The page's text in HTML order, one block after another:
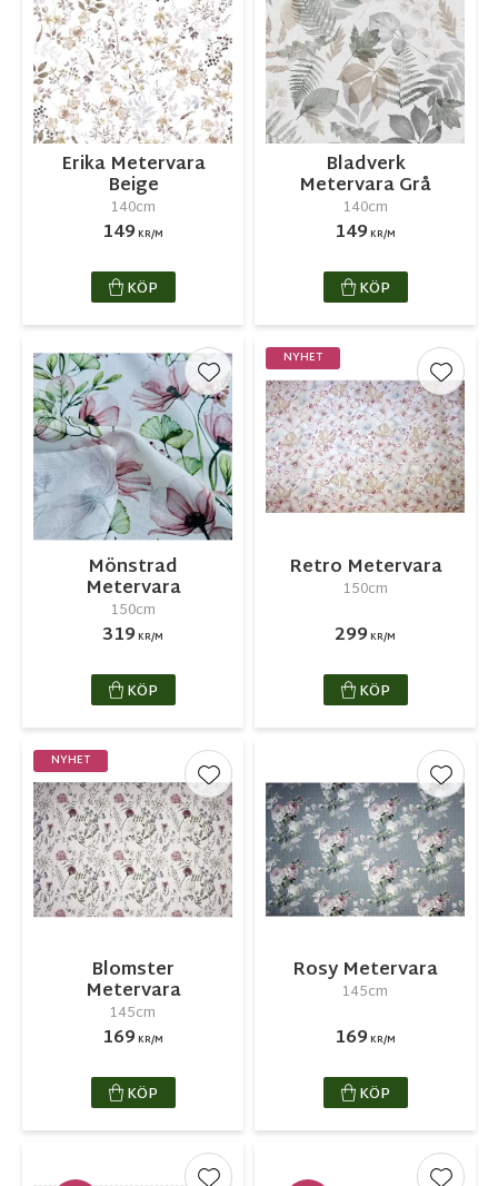
Erika Metervara
Beige
140cm
149 KR/M
KÖP
Bladverk
Metervara Grå
140cm
149 KR/M
KÖP
Mönstrad
Metervara
150cm
319 KR/M
Lägg till i favoriter
KÖP
Retro Metervara
150cm
299 KR/M
NYHET
Lägg
KÖP
Blomster
Metervara
145cm
169 KR/M
NYHET
Lägg till i favoriter
KÖP
Rosy Metervara
145cm
169 KR/M
Lägg
KÖP